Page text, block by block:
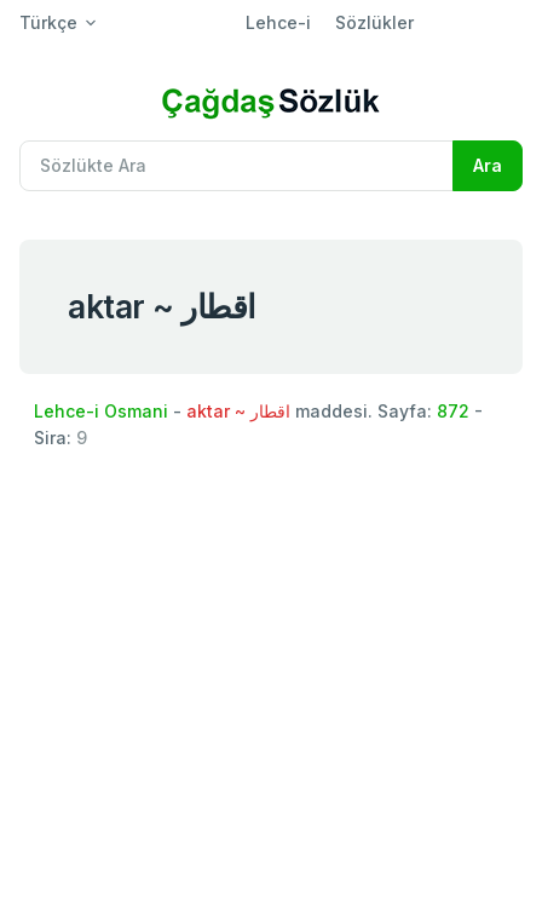
Türkçe Lehce-i Sözlükler
aktar ~ اقطار
Lehce-i Osmani - aktar ~ اقطار maddesi. Sayfa: 872 -
Sira: 9